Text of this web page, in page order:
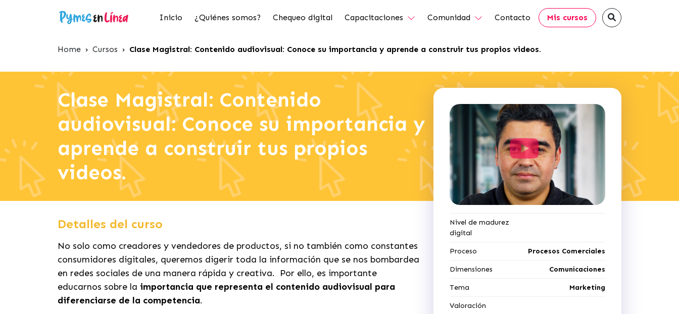
Inicio ¿Quiénes somos? Chequeo digital Capacitaciones Comunidad Contacto Mis cursos
Home › Cursos › Clase Magistral: Contenido audiovisual: Conoce su importancia y aprende a construir tus propios videos.
Clase Magistral: Contenido
audiovisual: Conoce su importancia y
aprende a construir tus propios
videos.
Nivel de madurez
digital
Proceso Procesos Comerciales
Dimensiones Comunicaciones
Tema Marketing
Valoración
Detalles del curso
No solo como creadores y vendedores de productos, si no también como constantes
consumidores digitales, queremos digerir toda la información que se nos bombardea
en redes sociales de una manera rápida y creativa. Por ello, es importante
educarnos sobre la importancia que representa el contenido audiovisual para
diferenciarse de la competencia.